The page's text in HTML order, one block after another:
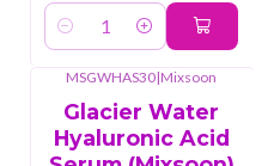
Cantidad
MSGWHAS30|Mixsoon
Glacier Water
Hyaluronic Acid